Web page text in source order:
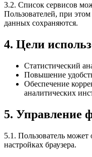
3.2. Список сервисов
Пользователей, при
данных сохраняются.
4. Цели
Статистический
Повышение
Обеспечение
аналитических
5. Управление
5.1. Пользователь может
настройках браузера.